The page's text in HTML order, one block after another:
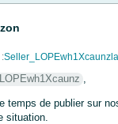
:
,
temps de publier sur
situation.